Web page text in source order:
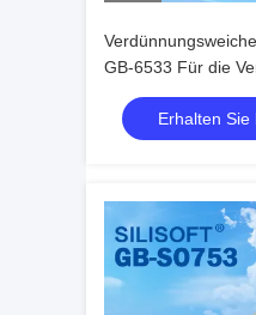
GB-6533 Für die
mittel dunklen
Baumwolle
Nylon
Erhalten Sie